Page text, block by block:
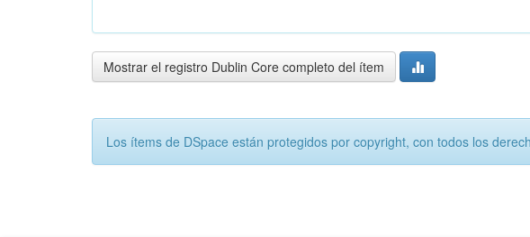
Mostrar el registro Dublin Core completo del ítem
Los ítems de DSpace están protegidos por copyright, con todos los